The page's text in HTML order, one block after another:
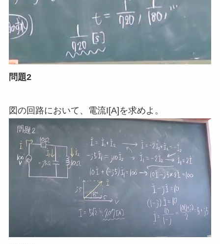
問題2
図の回路において、電流I[A]を求めよ。